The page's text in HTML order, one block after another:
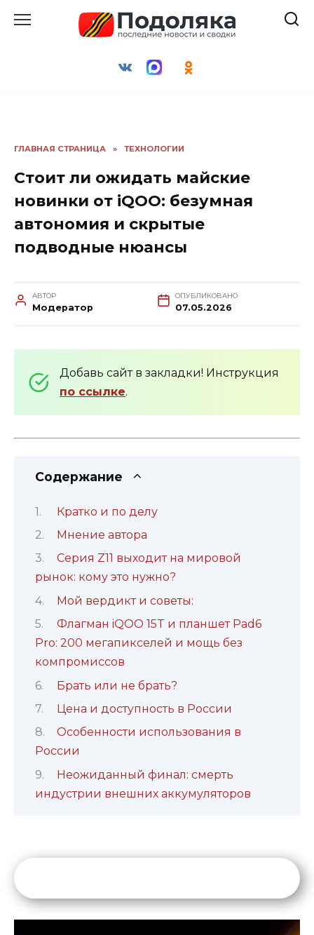
ГЛАВНАЯ СТРАНИЦА » ТЕХНОЛОГИИ
Стоит ли ожидать майские
новинки от iQOO: безумная
автономия и скрытые
подводные нюансы
АВТОР
Модератор
ОПУБЛИКОВАНО
07.05.2026
Добавь сайт в закладки! Инструкция
по ссылке.
Содержание
Кратко и по делу
Мнение автора
Серия Z11 выходит на мировой
рынок: кому это нужно?
Мой вердикт и советы:
Флагман iQOO 15T и планшет Pad6
Pro: 200 мегапикселей и мощь без
компромиссов
Брать или не брать?
Цена и доступность в России
Особенности использования в
России
Неожиданный финал: смерть
индустрии внешних аккумуляторов